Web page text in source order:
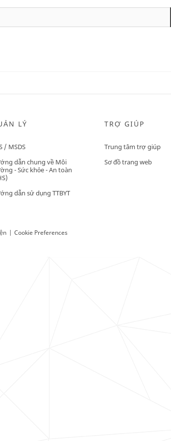
LÝ
/ MSDS
dẫn chung về Môi
- Sức khỏe - An toàn
dẫn sử dụng TTBYT
TRỢ GIÚP
Trung tâm trợ giúp
Sơ đồ trang web
| Cookie Preferences